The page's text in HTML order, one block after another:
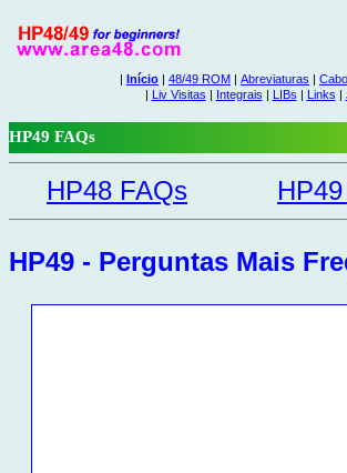
| Início | 48/49 ROM | Abreviaturas | Cabo
| Liv Visitas | Integrais | LIBs | Links |
HP49 FAQs
HP48 FAQs
HP49 - Perguntas Mais